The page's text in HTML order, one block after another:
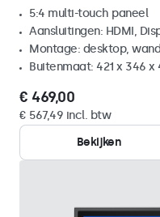
5:4 multi-touch paneel
Aansluitingen: HDMI,
Montage: desktop,
Buitenmaat: 421 x 346 x
€ 469,00
€ 567,49 incl. btw
Bekijken